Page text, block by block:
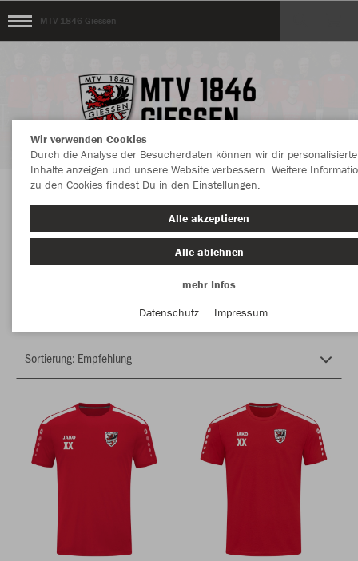
MTV 1846 Giessen
Herzlich Willkommen im Teamshop MTV 1846
Giessen
Wir verwenden Cookies
Durch die Analyse der Besucherdaten können wir dir personalisierte
Inhalte anzeigen und unsere Website verbessern. Weitere
zu den Cookies findest Du in den Einstellungen.
Alle akzeptieren
Alle ablehnen
mehr Infos
Datenschutz
Impressum